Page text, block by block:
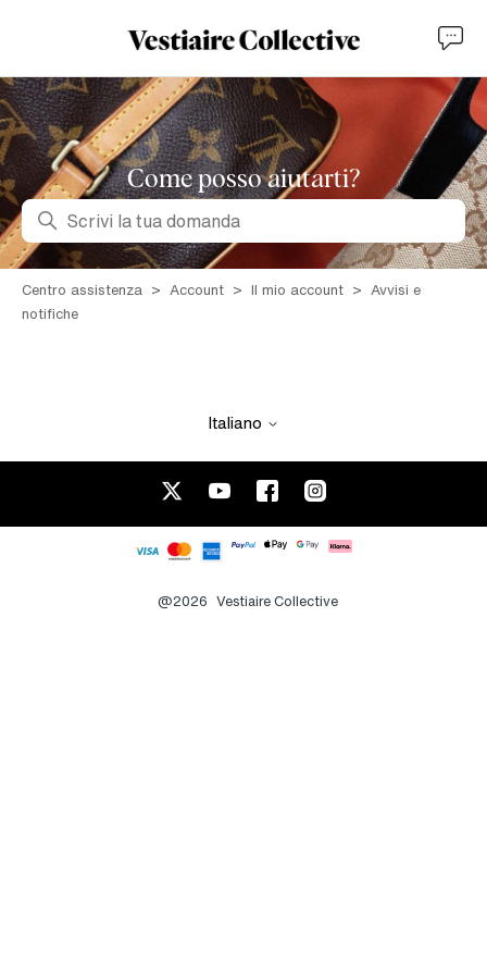
Come posso aiutarti?
Ricerca
Centro assistenza Account Il mio account
Avvisi e
notifiche
Italiano
@2026 Vestiaire Collective